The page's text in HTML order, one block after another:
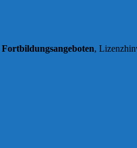
Fortbildungsangeboten,